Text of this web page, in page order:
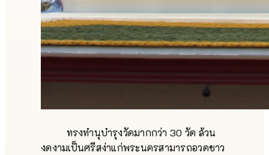
ทรงทำนุบำรุงวัดมากกว่า 30 วัด ล้วน
งดงามเป็นศรีสง่าแก่พระนครสามารถอวดชาว